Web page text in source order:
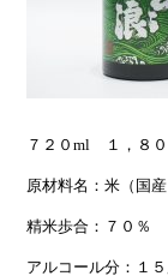
７２０ml １，８０
原材料名：米（国
精米歩合：７０％
アルコール分：１